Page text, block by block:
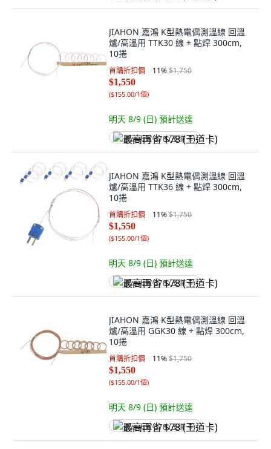
JIAHON 嘉鴻 K型熱電偶測溫線 回溫
爐/高溫用 TTK30 線 + 點焊 300cm,
10捲
首購折扣價 11%$1,750
$1,550
($155.00/1個)
明天 8/9 (日) 預計送達
最高再省 $78 (王道卡)
JIAHON 嘉鴻 K型熱電偶測溫線 回溫
爐/高溫用 TTK36 線 + 點焊 300cm,
10捲
首購折扣價 11%$1,750
$1,550
($155.00/1個)
明天 8/9 (日) 預計送達
最高再省 $78 (王道卡)
JIAHON 嘉鴻 K型熱電偶測溫線 回溫
爐/高溫用 GGK30 線 + 點焊 300cm,
10捲
首購折扣價 11%$1,750
$1,550
($155.00/1個)
明天 8/9 (日) 預計送達
最高再省 $78 (王道卡)